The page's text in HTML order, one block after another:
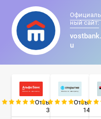
Официаль
ный сайт:
u
Отзывы:
3
Отзывы:
14